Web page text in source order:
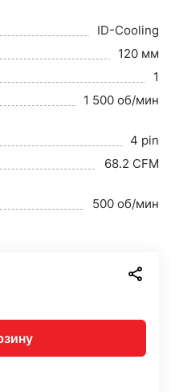
ID-Cooling
120 мм
1
1 500 об/мин
4 pin
68.2 CFM
500 об/мин